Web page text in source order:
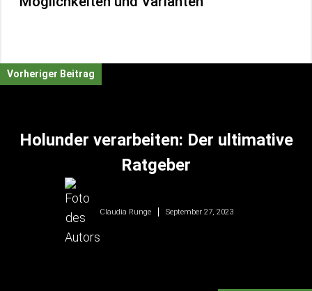
Vorheriger Beitrag
Holunder verarbeiten: Der ultimative
Ratgeber
Claudia Runge September 27, 2023